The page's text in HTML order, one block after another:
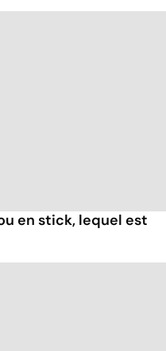
en stick, lequel est